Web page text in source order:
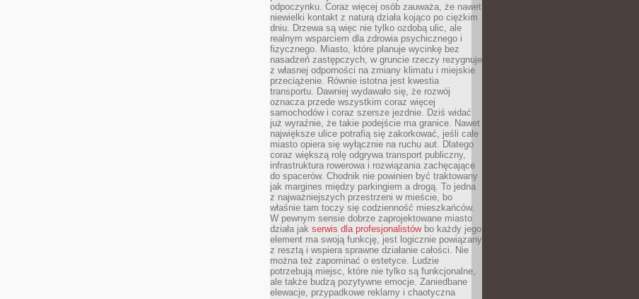
odpoczynku. Coraz więcej osób zauważa, że nawet
niewielki kontakt z naturą działa kojąco po ciężkim
dniu. Drzewa są więc nie tylko ozdobą ulic, ale
realnym wsparciem dla zdrowia psychicznego i
fizycznego. Miasto, które planuje wycinkę bez
nasadzeń zastępczych, w gruncie rzeczy rezygnuje
z własnej odporności na zmiany klimatu i miejskie
przeciążenie. Równie istotna jest kwestia
transportu. Dawniej wydawało się, że rozwój
oznacza przede wszystkim coraz więcej
samochodów i coraz szersze jezdnie. Dziś widać
już wyraźnie, że takie podejście ma granice. Nawet
największe ulice potrafią się zakorkować, jeśli całe
miasto opiera się wyłącznie na ruchu aut. Dlatego
coraz większą rolę odgrywa transport publiczny,
infrastruktura rowerowa i rozwiązania zachęcające
do spacerów. Chodnik nie powinien być traktowany
jak margines między parkingiem a drogą. To jedna
z najważniejszych przestrzeni w mieście, bo
właśnie tam toczy się codzienność mieszkańców.
W pewnym sensie dobrze zaprojektowane miasto
działa jak serwis dla profesjonalistówbo każdy jego
element ma swoją funkcję, jest logicznie powiązany
z resztą i wspiera sprawne działanie całości. Nie
można też zapominać o estetyce. Ludzie
potrzebują miejsc, które nie tylko są funkcjonalne,
ale także budzą pozytywne emocje. Zaniedbane
elewacje, przypadkowe reklamy i chaotyczna